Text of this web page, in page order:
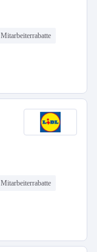
Mitarbeiterrabatte
Mitarbeiterrabatte